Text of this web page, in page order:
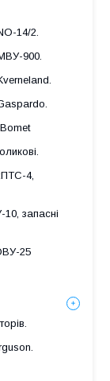
14/2.
900.
4,
запасні
25